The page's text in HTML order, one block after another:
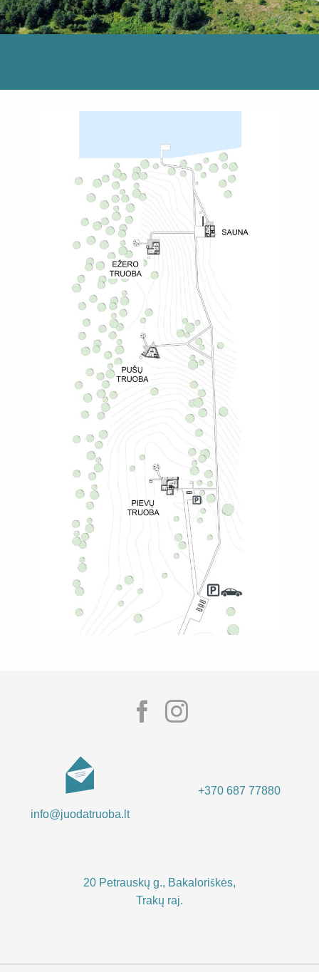
info@juodatruoba.lt
+370 687 77880
20 Petrauskų g., Bakaloriškės,
Trakų raj.